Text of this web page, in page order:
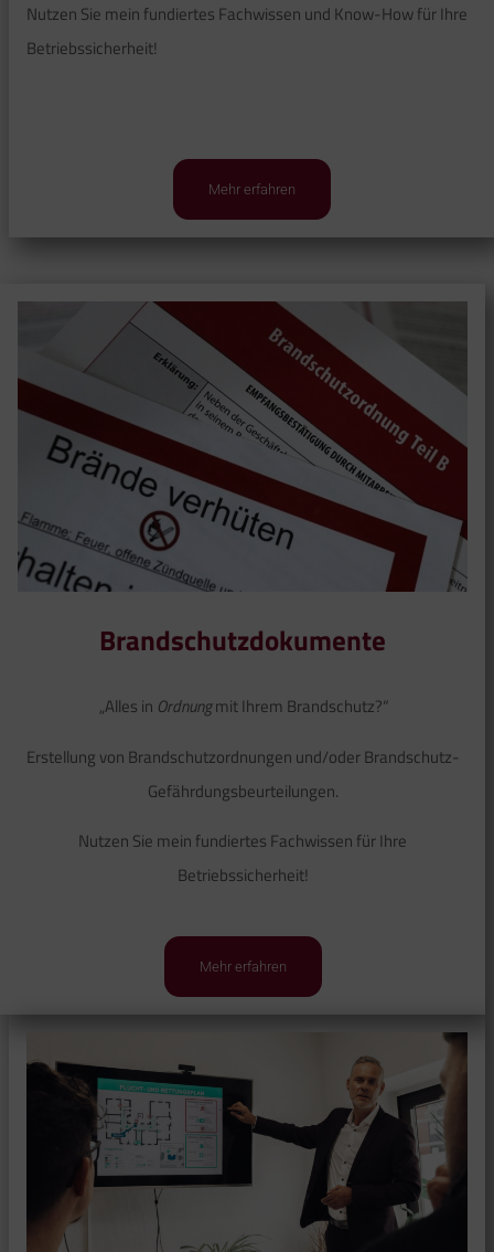
Nutzen Sie mein fundiertes Fachwissen und Know-How für Ihre
Betriebssicherheit!
Mehr erfahren
Brandschutzdokumente
„Alles in Ordnungmit Ihrem Brandschutz?“
Erstellung von Brandschutzordnungen und/oder Brandschutz-
Gefährdungsbeurteilungen.
Nutzen Sie mein fundiertes Fachwissen für Ihre
Betriebssicherheit!
Mehr erfahren